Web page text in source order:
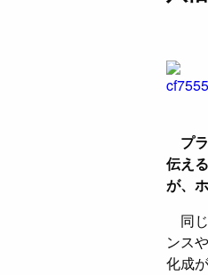
プ
伝え
が、
同
ンス
化成